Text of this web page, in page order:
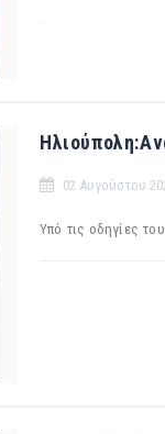
02 Αυγούστου
Υπό τις οδηγίες